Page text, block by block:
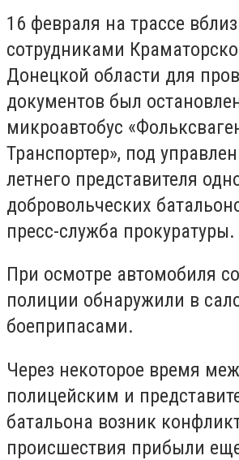
16 февраля на трассе
сотрудниками
Донецкой области для
документов был
микроавтобус
Транспортер», под
летнего представителя
добровольческих
пресс-служба прокуратуры.
При осмотре автомобиля
полиции обнаружили в
боеприпасами.
Через некоторое время
полицейским и
батальона возник
происшествия прибыли